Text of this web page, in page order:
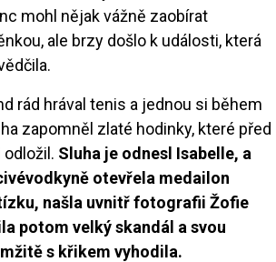
mohl nějak vážně zaobírat
ale brzy došlo k události, která
rád hrával tenis a jednou si během
zapomněl zlaté hodinky, které před
Sluha je odnesl Isabelle, a
otevřela medailon
našla uvnitř fotografii Žofie
potom velký skandál a svou
s křikem vyhodila.